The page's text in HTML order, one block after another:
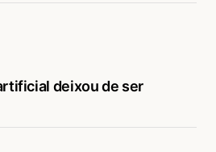
deixou de ser